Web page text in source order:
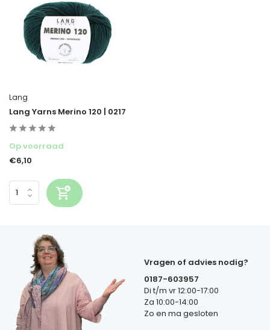
Lang
Lang Yarns Merino 120 | 0217
Op voorraad
€6,10
Vragen of advies nodig?
0187-603957
Di t/m vr 12:00-17:00
Za 10:00-14:00
Zo en ma gesloten